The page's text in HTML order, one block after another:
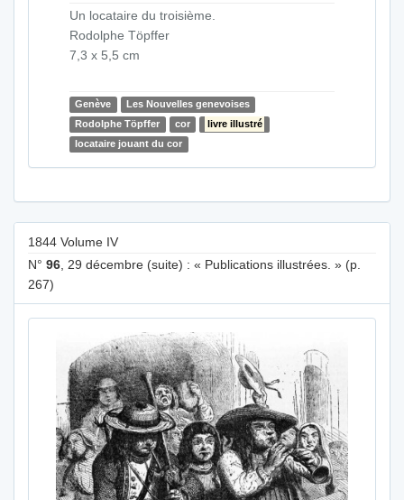
Un locataire du troisième.
Rodolphe Töpffer
7,3 x 5,5 cm
Genève
Les Nouvelles genevoises
Rodolphe Töpffer
cor
livre illustré
locataire jouant du cor
1844 Volume IV
N° 96, 29 décembre (suite) : « Publications illustrées. » (p.
267)